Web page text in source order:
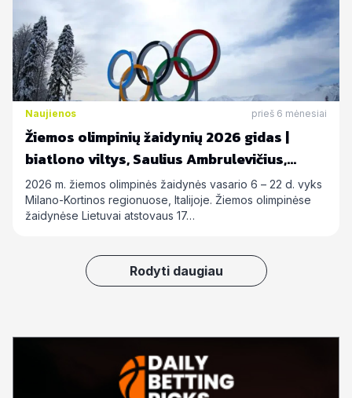
Naujienos prieš 6 mėnesiai
Žiemos olimpinių žaidynių 2026 gidas |
biatlono viltys, Saulius Ambrulevičius,
Allison Reed ir kiti
2026 m. žiemos olimpinės žaidynės vasario 6 – 22 d. vyks
Milano-Kortinos regionuose, Italijoje. Žiemos olimpinėse
žaidynėse Lietuvai atstovaus 17…
Rodyti daugiau